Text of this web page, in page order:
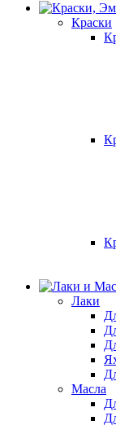
Краски
Лаки
Масла